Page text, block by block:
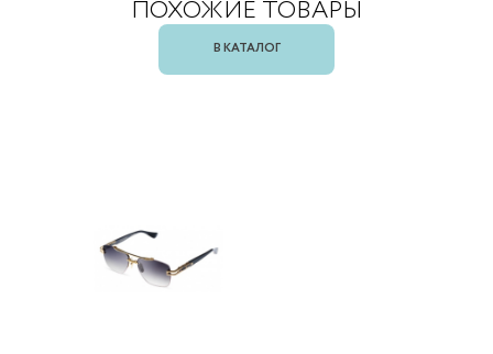
ПОХОЖИЕ ТОВАРЫ
В КАТАЛОГ